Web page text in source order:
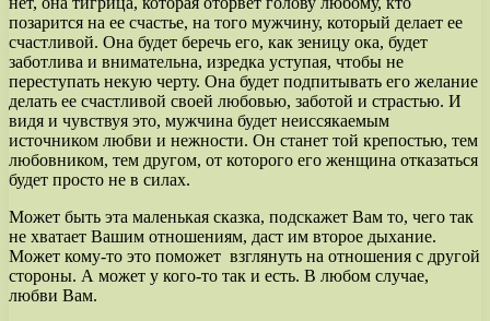
позарится на ее счастье, на того мужчину, который делает ее
счастливой. Она будет беречь его, как зеницу ока, будет
заботлива и внимательна, изредка уступая, чтобы не
переступать некую черту. Она будет подпитывать его желание
делать ее счастливой своей любовью, заботой и страстью. И
видя и чувствуя это, мужчина будет неиссякаемым
источником любви и нежности. Он станет той крепостью, тем
любовником, тем другом, от которого его женщина отказаться
будет просто не в силах.
Может быть эта маленькая сказка, подскажет Вам то, чего так
не хватает Вашим отношениям, даст им второе дыхание.
Может кому-то это поможет взглянуть на отношения с другой
стороны. А может у кого-то так и есть. В любом случае,
любви Вам.